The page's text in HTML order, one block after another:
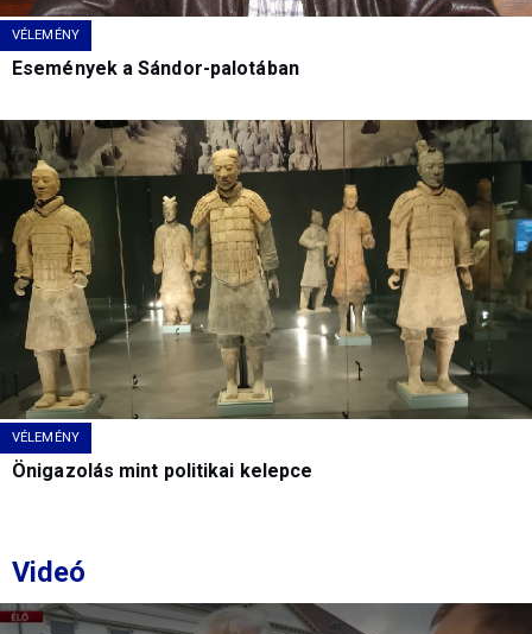
VÉLEMÉNY
Események a Sándor-palotában
VÉLEMÉNY
Önigazolás mint politikai kelepce
Videó